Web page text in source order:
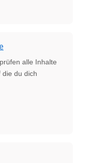
alle Inhalte
die du dich